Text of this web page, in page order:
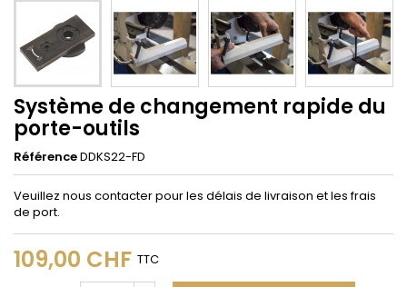
Système de changement rapide du
porte-outils
RéférenceDDKS22-FD
Veuillez nous contacter pour les délais de livraison et les frais
de port.
109,00 CHF TTC